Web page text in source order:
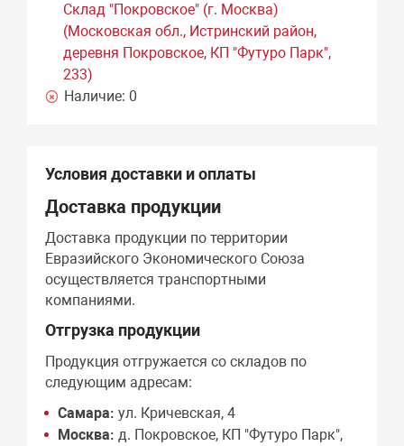
Склад "Покровское" (г. Москва)
(Московская обл., Истринский район,
деревня Покровское, КП "Футуро Парк",
233)
Наличие: 0
Условия доставки и оплаты
Доставка продукции
Доставка продукции по территории
Евразийского Экономического Союза
осуществляется транспортными
компаниями.
Отгрузка продукции
Продукция отгружается со складов по
следующим адресам:
Самара: ул. Кричевская, 4
Москва: д. Покровское, КП "Футуро Парк",